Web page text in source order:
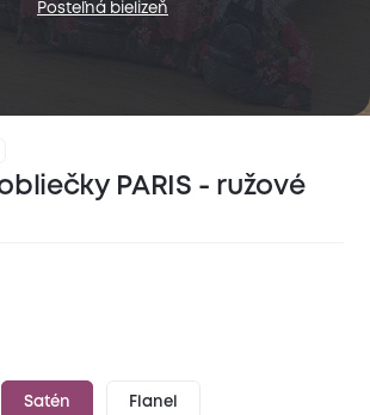
PARIS - ružové
Satén Flanel
Posteľná bielizeň